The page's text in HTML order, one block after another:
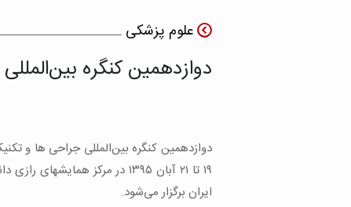
علوم پزشکی
دوازدهمین کنگره
دوازدهمین کنگره بین‌المللی جراحی ها و
۱۹ تا ۲۱ آبان ۱۳۹۵ در مرکز
ایران برگزار می‌شود.